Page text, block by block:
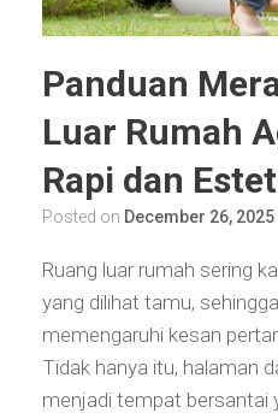
Panduan
Luar Rumah
Rapi dan
Posted on December 26, 2025
Ruang luar rumah sering
yang dilihat tamu,
memengaruhi kesan
Tidak hanya itu, halaman
menjadi tempat bersantai